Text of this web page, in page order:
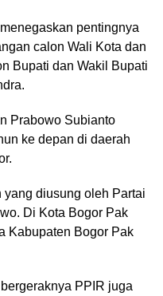
pentingnya
calon Wali Kota dan
Bupati dan Wakil Bupati
Prabowo Subianto
ke depan di daerah
yang diusung oleh Partai
Di Kota Bogor Pak
Kabupaten Bogor Pak
PPIR juga